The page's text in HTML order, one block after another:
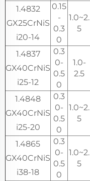
1.4832
GX25CrNiS
i20-14
0.15
-
0.3
0
1.0~2.
5
1.4837
GX40CrNiS
i25-12
0.3
0-
0.5
0
1.0-
2.5
1.4848
GX40CrNiS
i25-20
0.3
0-
0.5
0
1.0~2.
5
1.4865
GX40CrNiS
i38-18
0.3
0-
0.5
0
1.0~2.
5